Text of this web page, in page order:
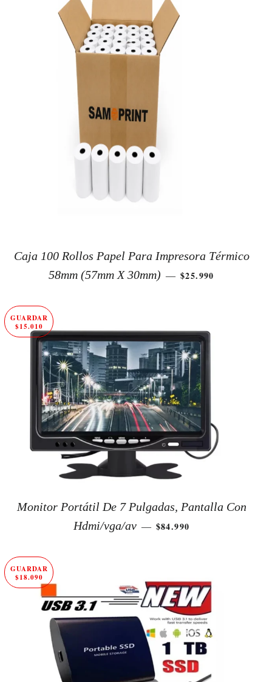
Caja 100 Rollos Papel Para Impresora Térmico
58mm (57mm X 30mm) — PRECIO DE
$25.990
GUARDAR
$15.010
Monitor Portátil De 7 Pulgadas, Pantalla Con
Hdmi/vga/av — PRECIO DE OFERTA
$84.990
GUARDAR
$18.090